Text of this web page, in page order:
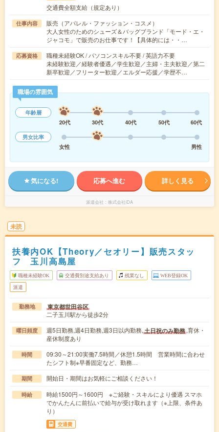
交通費全額支給（規定あり）
仕事内容
販売（アパレル・ファッション・コスメ）
大人女性のためのシューズ＆バッグブランド「モード・エ・
ジャコモ」で販売のお仕事です！【具体的には・・…
応募資格
職種未経験OK / パソコンスキル不要 / 英語力不要
未経験歓迎／経験者優遇／学生歓迎／主婦・主夫歓迎／第二
新卒歓迎／フリーター歓迎／エルダー応援／学歴不…
職場の雰囲気
年齢層
20代
30代 40代 50代
60代
男女比率
女性
男性
気になる! 応募へ進む 詳しく見る
派遣会社 株式会社iDA
未読
扶養内OK【Theory／セオリー】販売スタッ
フ 玉川高島屋
職種未経験OK 交通費別途支給あり 残業なし WEB登録OK
派遣
勤務地 東京都世田谷区
二子玉川駅から徒歩2分
曜日頻度 週5日勤務,週4日勤務,週3日以内勤務,土日祝のみ勤務,育休・
産休制度あり
時間
09:30～21:00実働7.5時間／休憩1.5時間 営業時間に合わせ
たシフト制※早番固定など、勤務…
期間 開始日・期間はお気軽にご相談ください！
時給
時給1500円～1600円 ※ご経験・スキルにより優遇 スマホ
でかんたんに前払いで給与が受け取れます（※上限、条件あ
り）
交通費